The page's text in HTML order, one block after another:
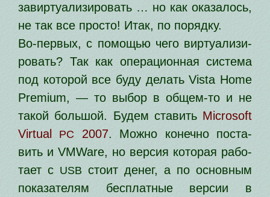
завир­ту­а­ли­зи­ро­вать … но как ока­за­лось,
не так все про­сто! Итак, по порядку.
Во-пер­вых, с помо­щью чего вир­ту­а­ли­зи­
ро­вать? Так как опе­ра­ци­он­ная систе­ма
под кото­рой все буду делать Vista Home
Premium, — то выбор в общем-то и не
такой боль­шой. Будем ста­вить Microsoft
Virtual PC 2007. Можно конеч­но поста­
вить и VMWare, но вер­сия кото­рая рабо­
та­ет с USB сто­ит денег, а по основ­ным
пока­за­те­лям бес­плат­ные вер­сии в